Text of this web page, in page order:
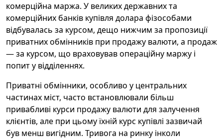
комерційна маржа. У великих державних та
комерційних банків купівля долара фізособами
відбувалась за курсом, дещо нижчим за пропозиції
приватних обмінників при продажу валюти, а продаж
— за курсом, що враховував операційну маржу і
попит у відділеннях.
Приватні обмінники, особливо у центральних
частинах міст, часто встановлювали більш
привабливі курси продажу валюти для залучення
клієнтів, але при цьому їхній курс купівлі зазвичай
був менш вигідним. Тривога на ринку інколи